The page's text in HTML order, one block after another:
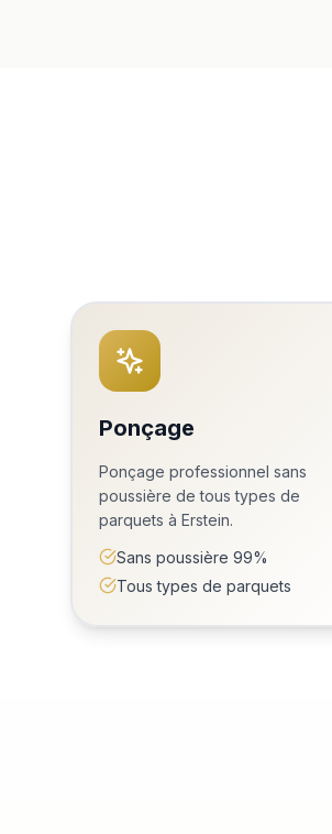
Ponçage
Ponçage professionnel sans
poussière de tous types de
parquets à Erstein.
Sans poussière 99%
Tous types de parquets